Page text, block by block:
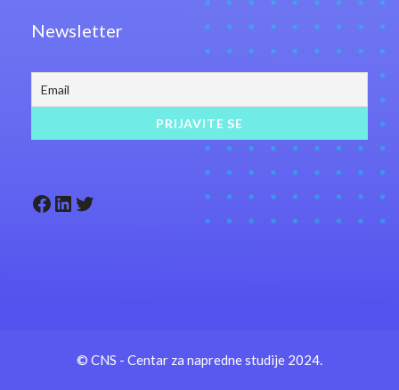
Newsletter
Facebook LinkedIn Twitter
© CNS - Centar za napredne studije 2024.